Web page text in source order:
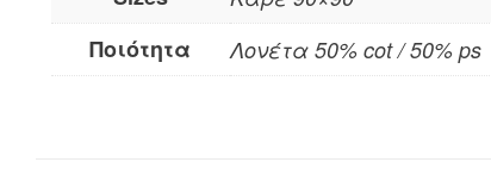
Ποιότητα Λονέτα 50% cot / 50% ps